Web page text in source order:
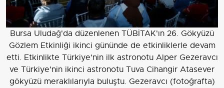
Bursa Uludağ'da düzenlenen TÜBİTAK'ın 26. Gökyüzü
Gözlem Etkinliği ikinci gününde de etkinliklerle devam
etti. Etkinlikte Türkiye'nin ilk astronotu Alper Gezeravcı
ve Türkiye'nin ikinci astronotu Tuva Cihangir Atasever
gökyüzü meraklılarıyla buluştu. Gezeravcı (fotoğrafta)